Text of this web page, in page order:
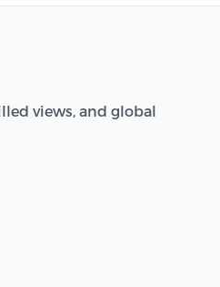
views, and global